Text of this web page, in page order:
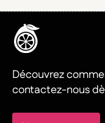
Découvrez
contactez-nous